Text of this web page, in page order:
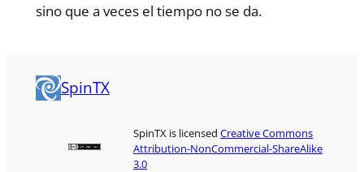
sino que a veces el tiempo no se da.
SpinTX
SpinTX is licensedCreative Commons
Attribution-NonCommercial-ShareAlike
3.0